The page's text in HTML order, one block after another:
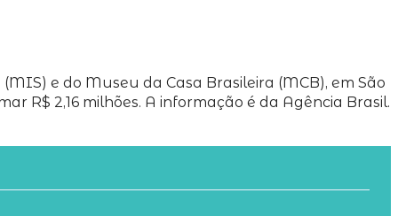
e do Museu da Casa Brasileira (MCB), em São
R$ 2,16 milhões. A informação é da Agência Brasil.